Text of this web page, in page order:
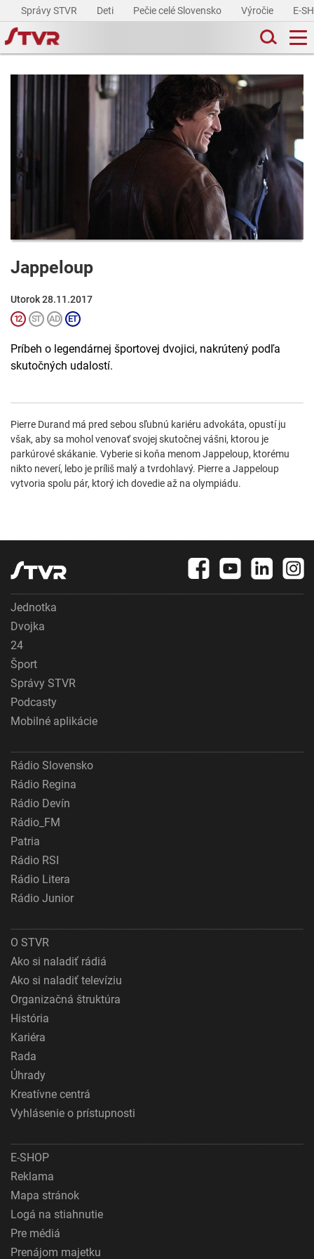
Správy STVR Deti Pečie celé Slovensko Výročie E-
Jappeloup
Utorok 28.11.2017
Príbeh o legendárnej športovej dvojici, nakrútený podľa
skutočných udalostí.
Pierre Durand má pred sebou sľubnú kariéru advokáta, opustí ju
však, aby sa mohol venovať svojej skutočnej vášni, ktorou je
parkúrové skákanie. Vyberie si koňa menom Jappeloup, ktorému
nikto neverí, lebo je príliš malý a tvrdohlavý. Pierre a Jappeloup
vytvoria spolu pár, ktorý ich dovedie až na olympiádu.
Jednotka
Dvojka
24
Šport
Správy STVR
Podcasty
Mobilné aplikácie
Rádio Slovensko
Rádio Regina
Rádio Devín
Rádio_FM
Patria
Rádio RSI
Rádio Litera
Rádio Junior
O STVR
Ako si naladiť rádiá
Ako si naladiť televíziu
Organizačná štruktúra
História
Kariéra
Rada
Úhrady
Kreatívne centrá
Vyhlásenie o prístupnosti
E-SHOP
Reklama
Mapa stránok
Logá na stiahnutie
Pre médiá
Prenájom majetku